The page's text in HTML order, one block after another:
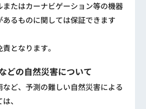
またはカーナビゲーション等の機器
あるものに関しては保証できます
となります。
どの自然災害について
ど、予測の難しい自然災害による
、